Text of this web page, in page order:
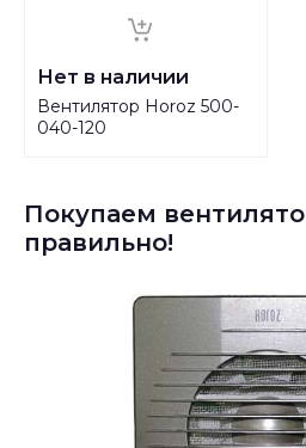
Нет в наличии
Вентилятор Horoz 500-
040-120
Покупаем
правильно!